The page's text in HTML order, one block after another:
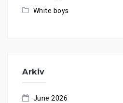
White boys
Arkiv
June 2026